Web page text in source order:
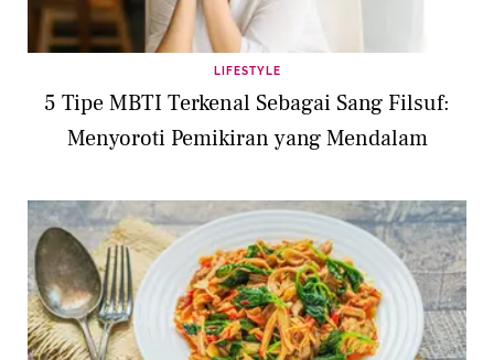
LIFESTYLE
5 Tipe MBTI Terkenal Sebagai Sang Filsuf:
Menyoroti Pemikiran yang Mendalam